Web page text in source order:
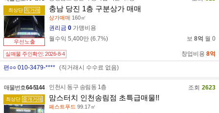
최상단 직거래
우선노출
충남 당진 1층 구분상가 매매
상가매매 160㎡
권리금 0 가맹비용
월수익 5,400만 (6.7%) 보 8억 월 0
실매물 주인확인: 2026-8-4 창업비용 8억
편○○ 010-3479-**** (직거래시 수수료 없음)
매물번호64-5144
최상단 중개거래
인천시 동구 송림동 1층 조회 2623
맘스터치 인천송림점 초특급매물!!
패스트푸드 99.17㎡